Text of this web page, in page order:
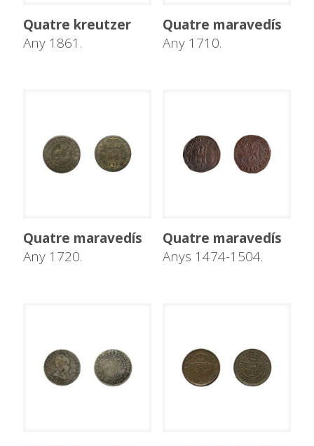
Quatre kreutzer
Any 1861.
Quatre maravedís
Any 1710.
Quatre maravedís
Any 1720.
Quatre maravedís
Anys 1474-1504.